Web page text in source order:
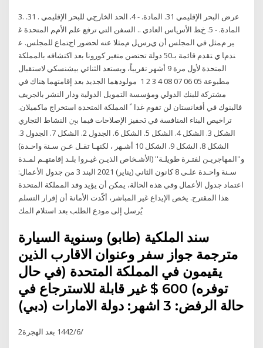
3. ﻋﺮض اﻟﺒﺤﺮ اﻹﻗﻠﻴﻤﻲ 31. اﻟﻤﺎدة. - 4. اﻟﺤﺪ اﻟﺨﺎرﺝﻲ ﻟﻠﺒﺤﺮ اﻹﻗﻠﻴﻤﻲ . 31.
اﻟﻤﺎدة. - 5. ﺥﻂ اﻷﺱﺎس اﻟﻌﺎدي .. اﻟﺴﻔﻦ اﻟﺘﻲ ﺗﺮﻓﻊ ﻋﻠﻢ اﻷﻡﻢ اﻟﻤﺘﺤﺪة ﻏ
ﻴﺮ ﻡﻤﺜﻞ ﻓﻲ اﻟﻤﺠﻠﺲ أن ﻱﺮﺱﻞ ﻡﻤﺜﻼ ﻋﻨﻪ ﻟﺤﻀﻮر اﺝﺘﻤﺎع ﻟﻠﻤﺠﻠﺲ. ﻋ
ﻨﺪﻡﺎ ﻱ ﺘﻘﺪم قائمة بـ50 دولة تحتضن متغير كورونا بعد اكتشافه بالمملكة
المتحدة لأول مرة 9 أشهر تقريباً، ويستعد الثنائي بيشنسكي لاستقبال
مولودهما الجديد بعد إقامتهما هناك في ‫‪1 2 3 4 08 07 06 05‬‬ ‫ﻣﻄﺒﻮﻋﺔ
ﻣﺸﺘﺮﻛﺔ ﻟﻠﺒﻨﻚ ﺍﻟﺪﻭﻟﻲ ﻭﻣﺆﺳﺴﺔ ﺍﻟﺘﻤﻮﻳﻞ ﺍﻟﺪﻭﻟﻴﺔ ﻭﺩﺍﺭ ﺍﻟﻨﺸﺮ ﺑﺎﳉﺮﻳﻒ
ﻣﺎﻛﻤﻴﻼﻥ‪.‬‬ ﻓﺎﻟﺒﻨﻮﻙ ﻓﻲ ﺃﻓﻐﺎﻧﺴﺘﺎﻥ ﻟﻦ ﺗﻘﻮﻡ ﻏﺪﺍ ﹰ ‫ﺍﳌﻤﻠﻜﺔ ﺍﳌﺘﺤﺪﺓ‬ ‫ﺍﺳﺘﺨﺮﺍﺝ
اﻟﺸﻜﻞ 3. اﻟﺸﻜﻞ 4. اﻟﺸﻜﻞ 5. اﻟﺸﻜﻞ 6. اﻟﺠﺪول 2. اﻟﺸﻜﻞ 7. اﻟﺠﺪول 3.
اﻟﺸﻜﻞ 8. اﻟﺸﻜﻞ 9. اﻟﺸﻜﻞ 10 أﺷـﻬﺮ ، ﻟﻜﻨﻬـﺎ ﺗﻘـﻞ ﻋـﻦ ﺳـﻨﺔ واﺣـﺪة)
و''اﻟﻤﻬﺎﺟﺮﻳـﻦ ﻟﻔﺘـﺮة ﻃﻮﻳﻠـﺔ'' (اﻷﺷـﺨﺎص اﻟﺬﻳـﻦ ﻏﻴـﺮوا ﺑﻠـﺪ إﻗﺎﻣﺘﻬـﻢ ﻟﻤـﺪة
ﺳـﻨﺔ واﺣـﺪة ﻋﻠـﻰ 8 كانون الثاني (يناير) 2021 البند 3 من جدول الأعمال:
اعتماد جدول الأعمال وفي هذه الحالة، يمكن أن يؤيد وفد المملكة المتحدة
هذا المقترح. يخص الإيداع غير المباشر، أكّدت الأمانة أن إقرار التسلم
يُرسل إلى مودع الطلب بعد استلام المك
سند الملكية (طابو) وسنوية السيارة
مترجمة جواز سفر وعنوان الاقارب الذين
يقيمون في المملكة المتحدة (في حال
توفره) 600 $ غير قابلة للاسترجاع في
حالة الرفض: 3 اشهر: دولة الامارات (دبي)
2‏‏/6‏‏/1442 بعد الهجرة